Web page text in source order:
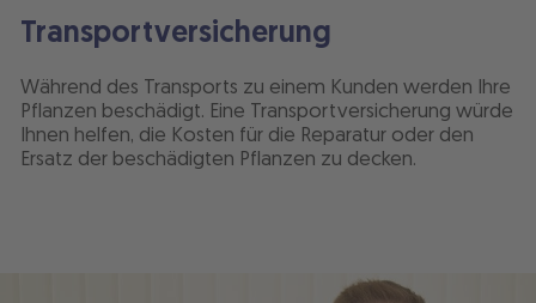
Transportversicherung
Während des Transports zu einem Kunden werden Ihre
Pflanzen beschädigt. Eine Transportversicherung würde
Ihnen helfen, die Kosten für die Reparatur oder den
Ersatz der beschädigten Pflanzen zu decken.